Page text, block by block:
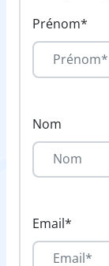
Prénom*
Nom
Email*